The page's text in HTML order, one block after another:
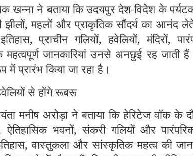
खन्ना ने बताया कि उदयपुर देश-विदेश के
झीलों, महलों और प्राकृतिक सौंदर्य का आनंद
प्राचीन गलियों, हवेलियों, मंदिरों,
जानकारियां उनसे अनछुई रह जाती
प्रारंभ किया जा रहा है।
से होंगे रूबरू
मनीष अरोड़ा ने बताया कि हेरिटेज वॉक के
ऐतिहासिक भवनों, संकरी गलियों और
वास्तुकला और सांस्कृतिक महत्व की